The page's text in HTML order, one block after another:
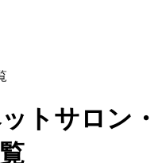
トサロン・